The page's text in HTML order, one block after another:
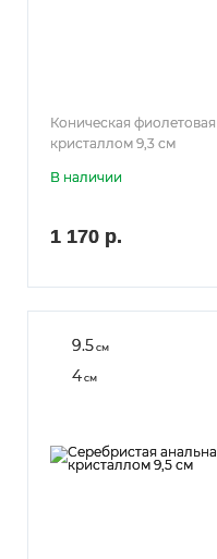
Коническая
кристаллом 9,3 см
В наличии
1 170 р.
9.5см
4см